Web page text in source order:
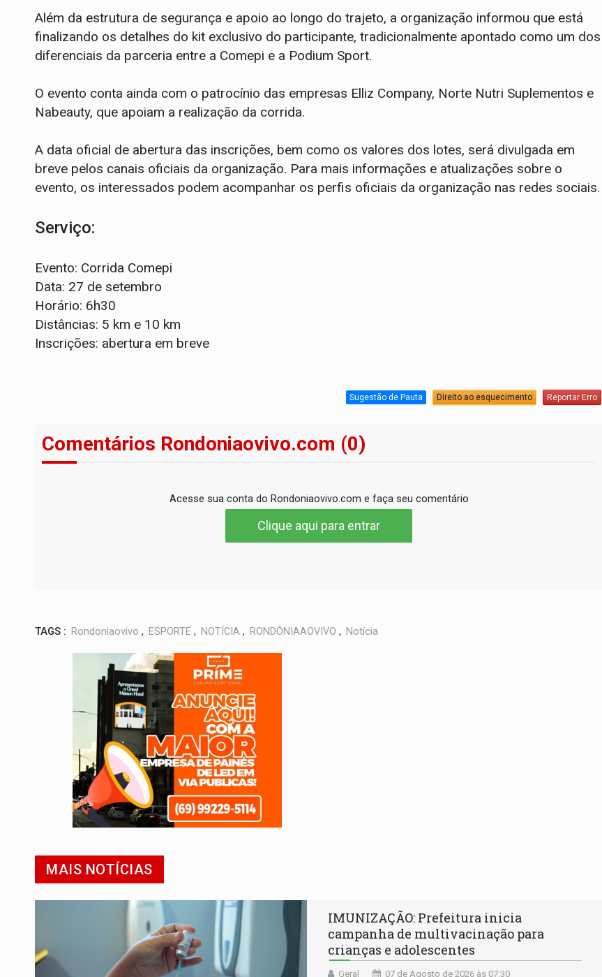
Além da estrutura de segurança e apoio ao longo do trajeto, a organização informou que está
finalizando os detalhes do kit exclusivo do participante, tradicionalmente apontado como um dos
diferenciais da parceria entre a Comepi e a Podium Sport.
O evento conta ainda com o patrocínio das empresas Elliz Company, Norte Nutri Suplementos e
Nabeauty, que apoiam a realização da corrida.
A data oficial de abertura das inscrições, bem como os valores dos lotes, será divulgada em
breve pelos canais oficiais da organização. Para mais informações e atualizações sobre o
evento, os interessados podem acompanhar os perfis oficiais da organização nas redes sociais.
Serviço:
Evento: Corrida Comepi
Data: 27 de setembro
Horário: 6h30
Distâncias: 5 km e 10 km
Inscrições: abertura em breve
Sugestão de Pauta Direito ao esquecimento Reportar Erro
Comentários Rondoniaovivo.com (0)
Acesse sua conta do Rondoniaovivo.com e faça seu comentário
Clique aqui para entrar
TAGS : Rondoniaovivo , ESPORTE , NOTÍCIA , RONDÔNIAAOVIVO , Notícia
MAIS NOTÍCIAS
IMUNIZAÇÃO: Prefeitura inicia
campanha de multivacinação para
crianças e adolescentes
Geral 07 de Agosto de 2026 às 07:30